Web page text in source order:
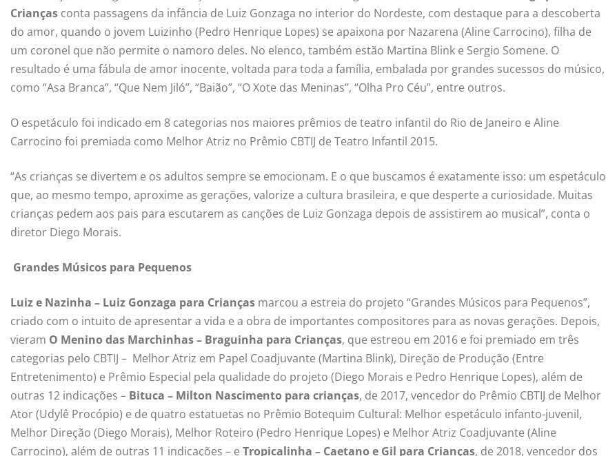
Crianças conta passagens da infância de Luiz Gonzaga no interior do Nordeste, com destaque para a descoberta
do amor, quando o jovem Luizinho (Pedro Henrique Lopes) se apaixona por Nazarena (Aline Carrocino), filha de
um coronel que não permite o namoro deles. No elenco, também estão Martina Blink e Sergio Somene. O
resultado é uma fábula de amor inocente, voltada para toda a família, embalada por grandes sucessos do músico,
como “Asa Branca”, “Que Nem Jiló”, “Baião”, “O Xote das Meninas”, “Olha Pro Céu”, entre outros.
O espetáculo foi indicado em 8 categorias nos maiores prêmios de teatro infantil do Rio de Janeiro e Aline
Carrocino foi premiada como Melhor Atriz no Prêmio CBTIJ de Teatro Infantil 2015.
“As crianças se divertem e os adultos sempre se emocionam. E o que buscamos é exatamente isso: um espetáculo
que, ao mesmo tempo, aproxime as gerações, valorize a cultura brasileira, e que desperte a curiosidade. Muitas
crianças pedem aos pais para escutarem as canções de Luiz Gonzaga depois de assistirem ao musical”, conta o
diretor Diego Morais.
Grandes Músicos para Pequenos
Luiz e Nazinha – Luiz Gonzaga para Crianças marcou a estreia do projeto “Grandes Músicos para Pequenos”,
criado com o intuito de apresentar a vida e a obra de importantes compositores para as novas gerações. Depois,
vieram O Menino das Marchinhas – Braguinha para Crianças, que estreou em 2016 e foi premiado em três
categorias pelo CBTIJ – Melhor Atriz em Papel Coadjuvante (Martina Blink), Direção de Produção (Entre
Entretenimento) e Prêmio Especial pela qualidade do projeto (Diego Morais e Pedro Henrique Lopes), além de
outras 12 indicações – Bituca – Milton Nascimento para crianças, de 2017, vencedor do Prêmio CBTIJ de Melhor
Ator (Udylê Procópio) e de quatro estatuetas no Prêmio Botequim Cultural: Melhor espetáculo infanto-juvenil,
Melhor Direção (Diego Morais), Melhor Roteiro (Pedro Henrique Lopes) e Melhor Atriz Coadjuvante (Aline
Carrocino), além de outras 11 indicações – e Tropicalinha – Caetano e Gil para Crianças, de 2018, vencedor dos